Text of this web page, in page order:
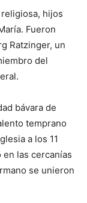
hijos
Fueron
Ratzinger, un
del
bávara de
temprano
a los 11
las cercanías
se unieron